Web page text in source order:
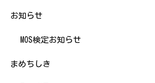
お知らせ
MOS検定お知らせ
まめちしき